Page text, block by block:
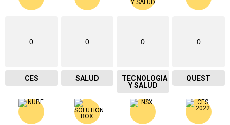
0
CES
0
SALUD
0
TECNOLOGIA
Y SALUD
0
QUEST